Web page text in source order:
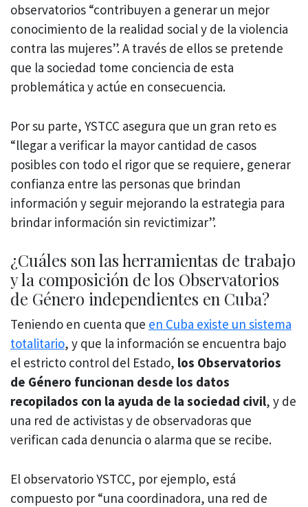
observatorios “contribuyen a generar un mejor
conocimiento de la realidad social y de la violencia
contra las mujeres”. A través de ellos se pretende
que la sociedad tome conciencia de esta
problemática y actúe en consecuencia.
Por su parte, YSTCC asegura que un gran reto es
“llegar a verificar la mayor cantidad de casos
posibles con todo el rigor que se requiere, generar
confianza entre las personas que brindan
información y seguir mejorando la estrategia para
brindar información sin revictimizar”.
¿Cuáles son las herramientas de trabajo
y la composición de los Observatorios
de Género independientes en Cuba?
Teniendo en cuenta que en Cuba existe un sistema
totalitario, y que la información se encuentra bajo
el estricto control del Estado, los Observatorios
de Género funcionan desde los datos
recopilados con la ayuda de la sociedad civil, y de
una red de activistas y de observadoras que
verifican cada denuncia o alarma que se recibe.
El observatorio YSTCC, por ejemplo, está
compuesto por “una coordinadora, una red de